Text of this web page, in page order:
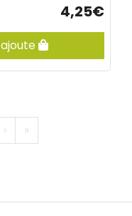
4,25€
› »